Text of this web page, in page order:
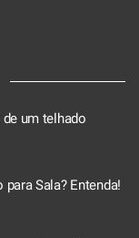
um telhado
Sala? Entenda!